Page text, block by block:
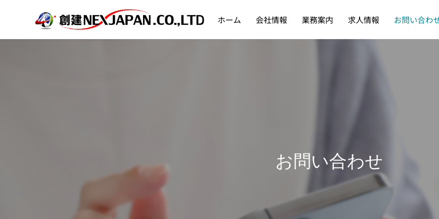
ホーム 会社情報 業務案内 求人情報 お問い合わ
お問い合わせ